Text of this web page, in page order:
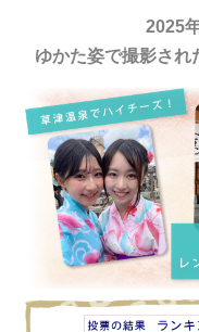
2025
ゆかた姿で撮影され